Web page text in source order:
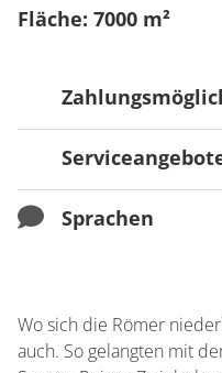
Fläche: 7000 m²
Barzahlung
EC-Card / Maestro
Zusätzliche
Sprachen
Englisch
Regionaler
Wo sich die Römer
auch. So gelangten mit